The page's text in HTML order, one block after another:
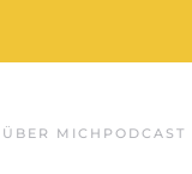
ÜBER MICH PODCAST